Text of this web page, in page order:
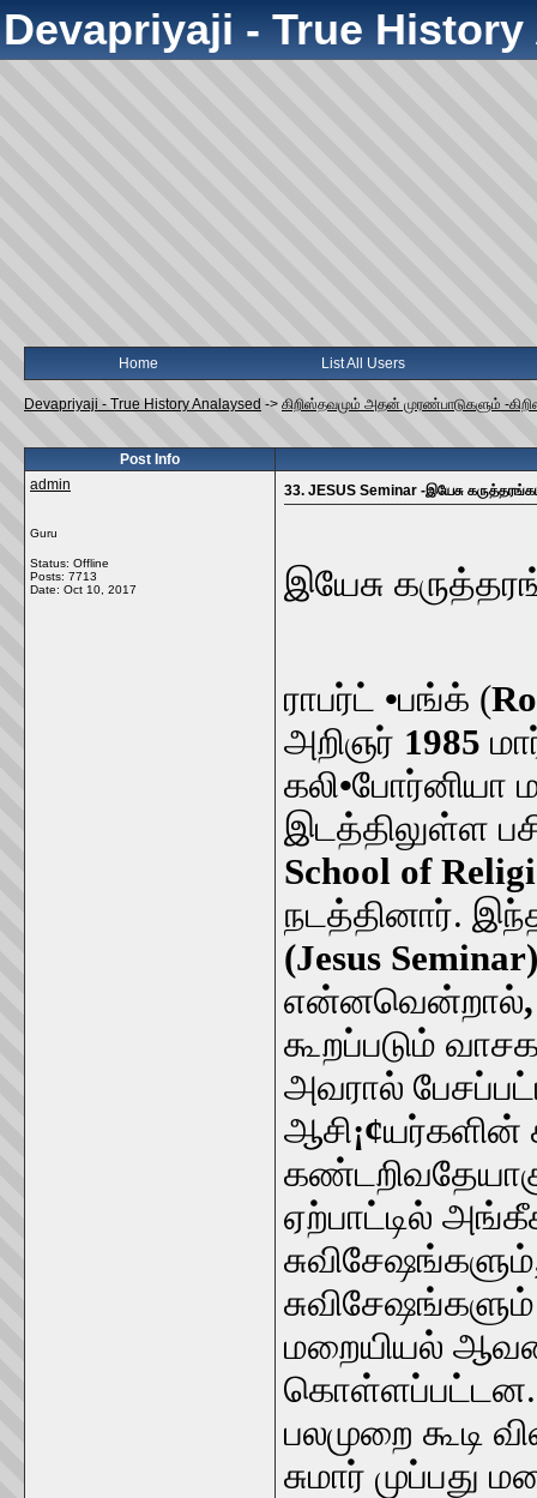
Devapriyaji - True
Home List All Users
Devapriyaji - True History Analaysed -> கிறிஸ்தவமும் அதன் முரண்பாடுகளும் -
Post Info
admin
Guru
Status: Offline
Posts: 7713
Date: Oct 10, 2017
33. JESUS Seminar -இயேசு
இயேசு
ராபர்ட் •பங்க் (
அறிஞர் 1985
கலி•போர்னியா
இடத்திலுள்ள
School of
நடத்தினார்.
(Jesus
என்னவென்றால்
கூறப்படும்
அவரால்
ஆசி¡¢யர்களின்
ஏற்பாட்டில்
சுவிசேஷங்களும்
மறையியல்
கொள்ளப்பட்டன.
பலமுறை கூடி
சுமார்